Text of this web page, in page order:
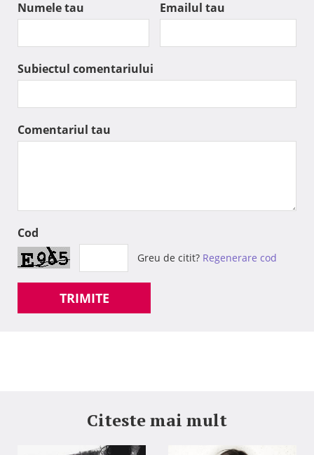
Numele tau Emailul tau
Subiectul comentariului
Comentariul tau
Cod
Greu de citit? Regenerare cod
TRIMITE
Citeste mai mult